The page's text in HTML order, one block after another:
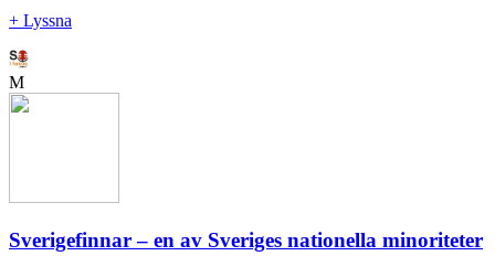
+ Lyssna
M
Sverigefinnar – en av Sveriges nationella minoriteter